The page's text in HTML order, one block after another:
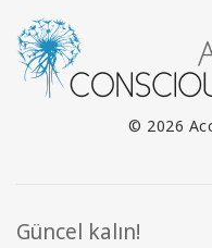
© 2026
Güncel kalın!